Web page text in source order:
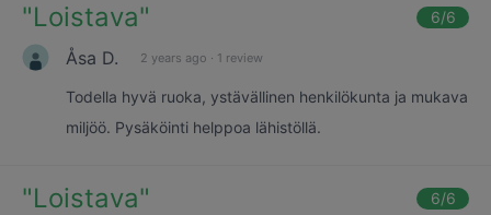
"Loistava" 6/6
Åsa D. 2 years ago · 1 review
Todella hyvä ruoka, ystävällinen henkilökunta ja mukava
miljöö. Pysäköinti helppoa lähistöllä.
"Loistava" 6/6